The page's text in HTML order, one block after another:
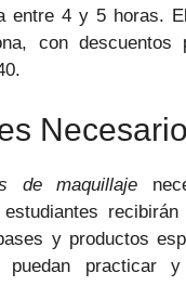
entre 4 y 5 horas.
con descuentos
de maquillaje
y productos
puedan practicar